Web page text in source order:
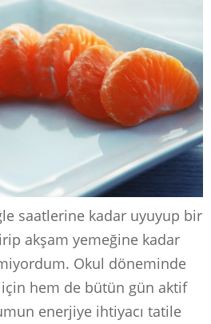
saatlerine kadar uyuyup bir
akşam yemeğine kadar
Okul döneminde
için hem de bütün gün aktif
enerjiye ihtiyacı tatile